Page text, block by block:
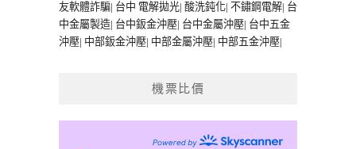
友軟體詐騙| 台中 電解拋光| 酸洗鈍化| 不鏽鋼電解| 台
中金屬製造| 台中鈑金沖壓| 台中金屬沖壓| 台中五金
沖壓| 中部鈑金沖壓| 中部金屬沖壓| 中部五金沖壓|
機票比價